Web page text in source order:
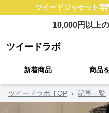
ツイードジャケット専
10,000円以上
ツイードラボ
新着商品 商品
ツイードラボ TOP › 記事一覧